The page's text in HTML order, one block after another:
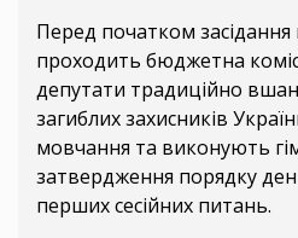
Перед початком засідання
проходить бюджетна
депутати традиційно
загиблих захисників
мовчання та виконують
затвердження порядку
перших сесійних питань.